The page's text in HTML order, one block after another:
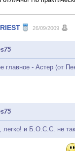
26/09/2009
главное - Астер (от
легко! и Б.О.С.С. не